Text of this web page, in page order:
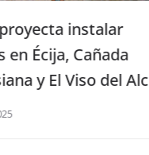
Mairena se
soy empleo de
31 de mayo de